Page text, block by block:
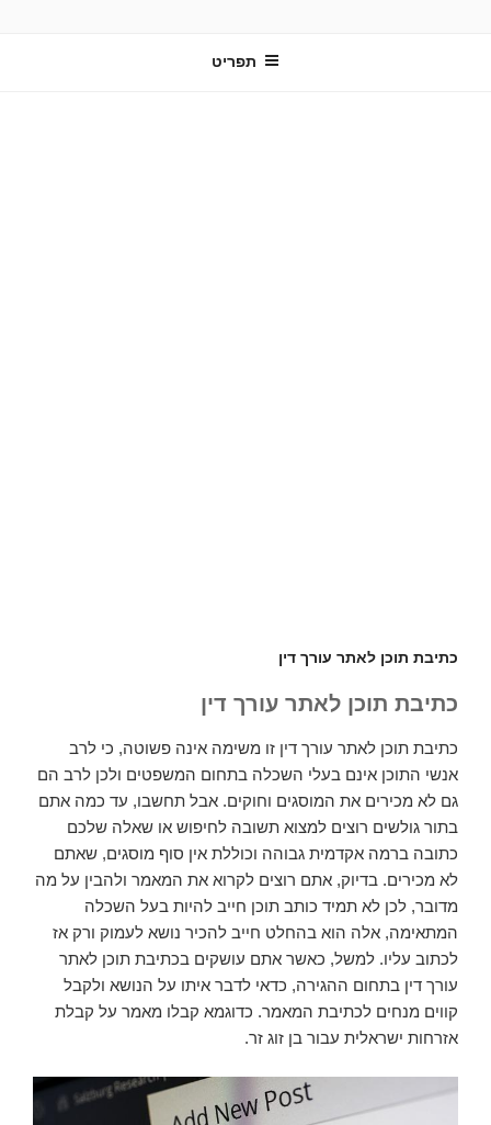
תפריט
כתיבת תוכן לאתר עורך דין
כתיבת תוכן לאתר עורך דין
כתיבת תוכן לאתר עורך דין זו משימה אינה פשוטה, כי לרב
אנשי התוכן אינם בעלי השכלה בתחום המשפטים ולכן לרב הם
גם לא מכירים את המוסגים וחוקים. אבל תחשבו, עד כמה אתם
בתור גולשים רוצים למצוא תשובה לחיפוש או שאלה שלכם
כתובה ברמה אקדמית גבוהה וכוללת אין סוף מוסגים, שאתם
לא מכירים. בדיוק, אתם רוצים לקרוא את המאמר ולהבין על מה
מדובר, לכן לא תמיד כותב תוכן חייב להיות בעל השכלה
המתאימה, אלה הוא בהחלט חייב להכיר נושא לעמוק ורק אז
לכתוב עליו. למשל, כאשר אתם עושקים בכתיבת תוכן לאתר
עורך דין בתחום ההגירה, כדאי לדבר איתו על הנושא ולקבל
קווים מנחים לכתיבת המאמר. כדוגמא קבלו מאמר על קבלת
אזרחות ישראלית עבור בן זוג זר.